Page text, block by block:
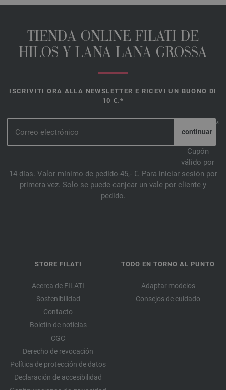
TIENDA ONLINE FILATI DE
HILOS Y LANA LANA GROSSA
ISCRIVITI ORA ALLA NEWSLETTER E RICEVI UN BUONO DI
10 €.*
*
Cupón
válido por
14 días. Valor mínimo de pedido 45,- €. Para iniciar sesión por
primera vez. Solo se puede canjear un vale por cliente y
pedido.
STORE FILATI
Acerca de FILATI
Sostenibilidad
Contacto
Boletín de noticias
CGC
Derecho de revocación
Política de protección de datos
Declaración de accesibilidad
TODO EN TORNO AL PUNTO
Adaptar modelos
Consejos de cuidado